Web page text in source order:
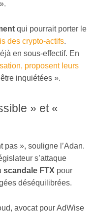
qui pourrait porter le
des crypto-actifs.
en sous-effectif. En
proposent leurs
inquiétées ».
» et «
pas », souligne l’Adan.
s’attaque
scandale FTX pour
déséquilibrées.
avocat pour AdWise